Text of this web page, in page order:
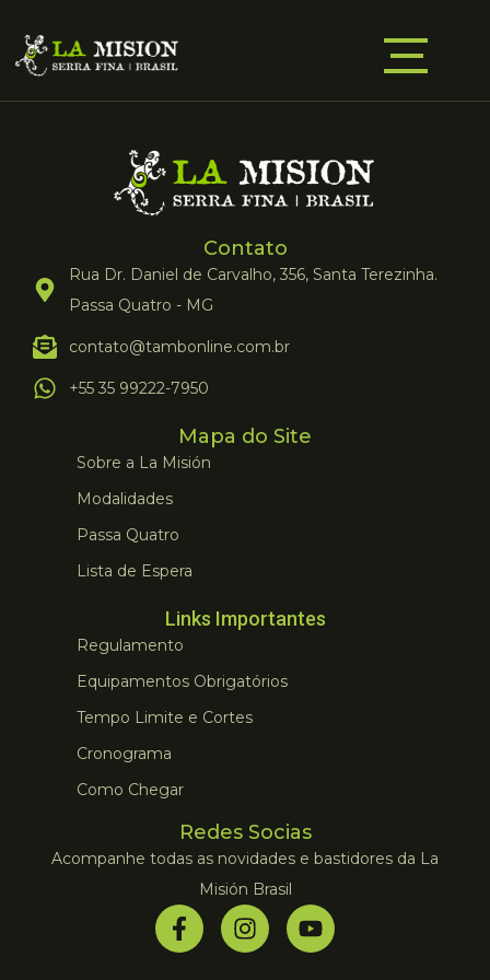
Contato
Rua Dr. Daniel de Carvalho, 356, Santa Terezinha.
Passa Quatro - MG
contato@tambonline.com.br
+55 35 99222-7950
Mapa do Site
Sobre a La Misión
Modalidades
Passa Quatro
Lista de Espera
Links Importantes
Regulamento
Equipamentos Obrigatórios
Tempo Limite e Cortes
Cronograma
Como Chegar
Redes Socias
Acompanhe todas as novidades e bastidores da La
Misión Brasil